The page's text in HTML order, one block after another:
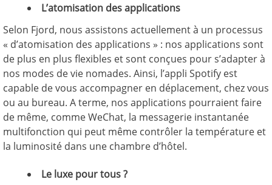
L’atomisation des applications
Selon Fjord, nous assistons actuellement à un processus
« d’atomisation des applications » : nos applications sont
de plus en plus flexibles et sont conçues pour s’adapter à
nos modes de vie nomades. Ainsi, l’appli Spotify est
capable de vous accompagner en déplacement, chez vous
ou au bureau. A terme, nos applications pourraient faire
de même, comme WeChat, la messagerie instantanée
multifonction qui peut même contrôler la température et
la luminosité dans une chambre d’hôtel.
Le luxe pour tous ?